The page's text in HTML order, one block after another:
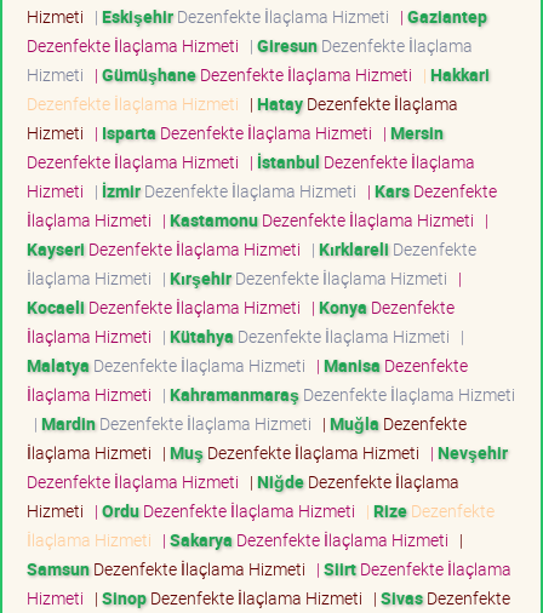
Hizmeti | EskişehirDezenfekte İlaçlama Hizmeti | Gaziantep
Dezenfekte İlaçlama Hizmeti | GiresunDezenfekte İlaçlama
Hizmeti | GümüşhaneDezenfekte İlaçlama Hizmeti | Hakkari
Dezenfekte İlaçlama Hizmeti | HatayDezenfekte İlaçlama
Hizmeti | Isparta Dezenfekte İlaçlama Hizmeti | Mersin
Dezenfekte İlaçlama Hizmeti | İstanbul Dezenfekte İlaçlama
Hizmeti | İzmirDezenfekte İlaçlama Hizmeti | KarsDezenfekte
İlaçlama Hizmeti | KastamonuDezenfekte İlaçlama Hizmeti |
Kayseri Dezenfekte İlaçlama Hizmeti | Kırklareli Dezenfekte
İlaçlama Hizmeti | KırşehirDezenfekte İlaçlama Hizmeti |
Kocaeli Dezenfekte İlaçlama Hizmeti | Konya Dezenfekte
İlaçlama Hizmeti | Kütahya Dezenfekte İlaçlama Hizmeti |
Malatya Dezenfekte İlaçlama Hizmeti | Manisa Dezenfekte
İlaçlama Hizmeti | Kahramanmaraş Dezenfekte İlaçlama Hizmeti
| MardinDezenfekte İlaçlama Hizmeti | Muğla Dezenfekte
İlaçlama Hizmeti | Muş Dezenfekte İlaçlama Hizmeti | Nevşehir
Dezenfekte İlaçlama Hizmeti | NiğdeDezenfekte İlaçlama
Hizmeti | OrduDezenfekte İlaçlama Hizmeti | RizeDezenfekte
İlaçlama Hizmeti | Sakarya Dezenfekte İlaçlama Hizmeti |
SamsunDezenfekte İlaçlama Hizmeti | SiirtDezenfekte İlaçlama
Hizmeti | SinopDezenfekte İlaçlama Hizmeti | SivasDezenfekte